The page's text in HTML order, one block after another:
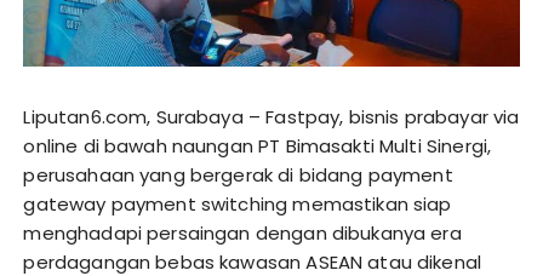
Liputan6.com, Surabaya – Fastpay, bisnis prabayar via
online di bawah naungan PT Bimasakti Multi Sinergi,
perusahaan yang bergerak di bidang payment
gateway payment switching memastikan siap
menghadapi persaingan dengan dibukanya era
perdagangan bebas kawasan ASEAN atau dikenal